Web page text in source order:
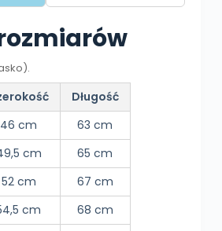
Długość
46 cm
63 cm
cm
65 cm
52 cm
67 cm
cm
68 cm